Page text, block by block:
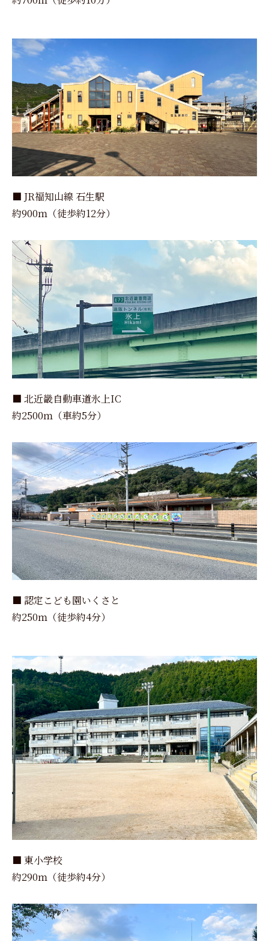
■ JR福知山線 石生駅
約900ｍ（徒歩約12分）
■ 北近畿自動車道氷上IC
約2500ｍ（車約5分）
■ 認定こども園いくさと
約250ｍ（徒歩約4分）
■ 東小学校
約290ｍ（徒歩約4分）